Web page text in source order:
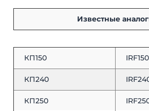
Известные
КП150 IRF150
КП240
КП250